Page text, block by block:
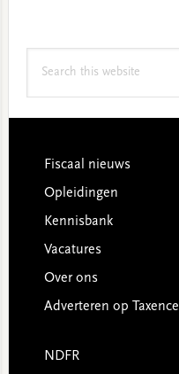
Footer
Fiscaal nieuws
Opleidingen
Kennisbank
Vacatures
Over ons
Adverteren op Taxence
NDFR